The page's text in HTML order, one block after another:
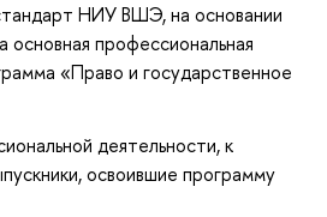
НИУ ВШЭ, на основании
основная профессиональная
«Право и государственное
деятельности, к
освоившие программу